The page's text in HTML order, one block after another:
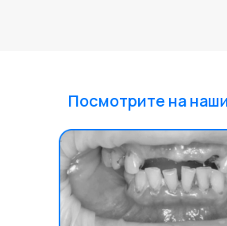
Посмотрите на